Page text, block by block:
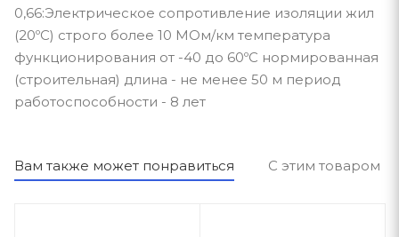
0,66:Электрическое сопротивление изоляции жил
(20ºС) строго более 10 МОм/км температура
функционирования от -40 до 60ºС нормированная
(строительная) длина - не менее 50 м период
работоспособности - 8 лет
Вам также может понравиться С этим товаром